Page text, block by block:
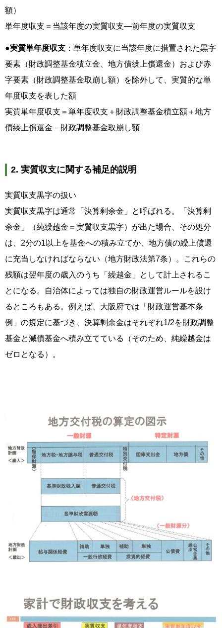
額）
単年度収支＝当該年度の実質収支―前年度の実質収支
●実質単年度収支 ：単年度収支に当該年度に措置された黒字
要素（財政調整基金積立金、地方債繰上償還金）および赤
字要素（財政調整基金取崩し額）を除外して、実質的な単
年度収支を表した額
実質単年度収支＝単年度収支＋財政調整基金積立額＋地方
債繰上償還金－財政調整基金取崩し額
2. 実質収支に関する補足的説明
実質収支黒字の扱い
実質収支黒字は通常「決算剰余金」と呼ばれる。「決算剰
余金」（純繰越金＝実質収支黒字）が出た場合、その処分
は、2分の1以上を基金への積み立てか、地方債の繰上償還
に充当しなければならない（地方財政法第7条）。これらの
残額は翌年度の歳入のうち「繰越金」として計上されるこ
とになる。自治体によっては独自の財政運営ルールを設け
るところもある。例えば、大阪府では「財政運営基本条
例」の規定に基づき、決算剰余金はそれぞれ1/2を財政調整
基金と減債基金へ積み立てている（そのため、純繰越金は
ゼロとなる）。